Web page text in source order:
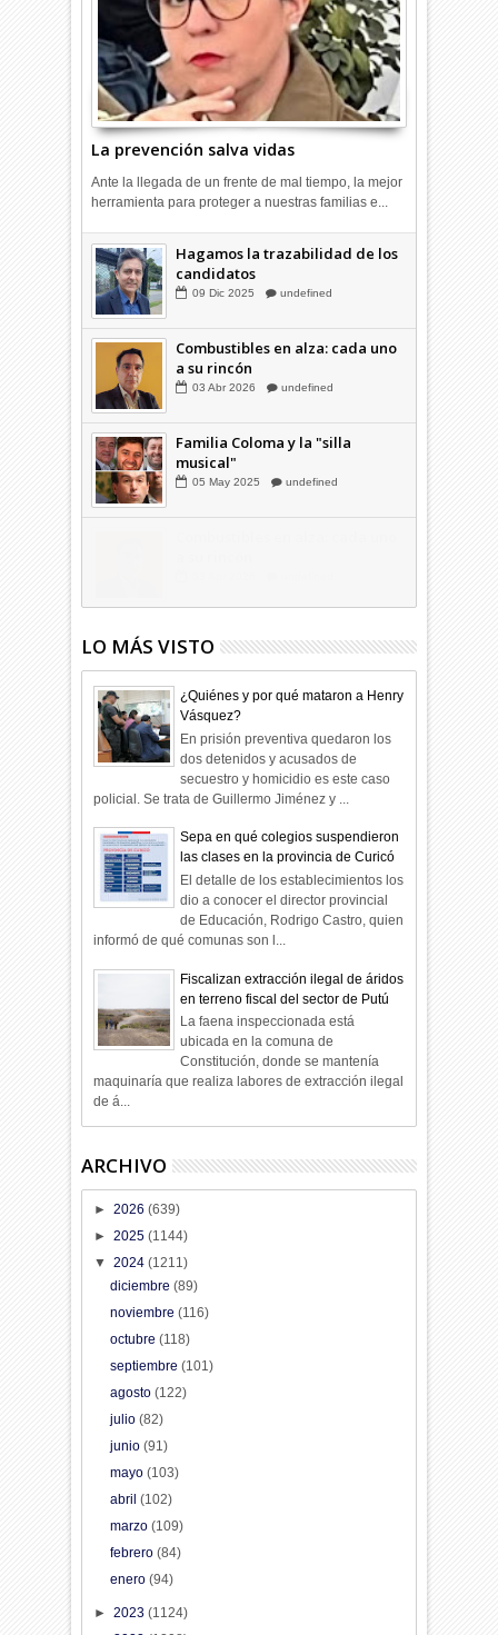
La prevención salva vidas
Ante la llegada de un frente de mal tiempo, la mejor
herramienta para proteger a nuestras familias e...
¿Votamos pensando en Chile?
14 Nov 2025
Hagamos la trazabilidad de los
candidatos
09 Dic 2025 undefined
Combustibles en alza: cada uno
a su rincón
03 Abr 2026 undefined
Familia Coloma y la "silla
musical"
LO MÁS VISTO
¿Quiénes y por qué mataron a Henry
Vásquez?
En prisión preventiva quedaron los
dos detenidos y acusados de
secuestro y homicidio es este caso
policial. Se trata de Guillermo Jiménez y ...
Sepa en qué colegios suspendieron
las clases en la provincia de Curicó
El detalle de los establecimientos los
dio a conocer el director provincial
de Educación, Rodrigo Castro, quien
informó de qué comunas son l...
Fiscalizan extracción ilegal de áridos
en terreno fiscal del sector de Putú
La faena inspeccionada está
ubicada en la comuna de
Constitución, donde se mantenía
maquinaría que realiza labores de extracción ilegal
de á...
ARCHIVO
►2026(639)
►2025(1144)
▼2024(1211)
diciembre (89)
noviembre (116)
octubre (118)
septiembre (101)
agosto (122)
julio (82)
junio (91)
mayo (103)
abril (102)
marzo (109)
febrero (84)
enero (94)
►2023(1124)